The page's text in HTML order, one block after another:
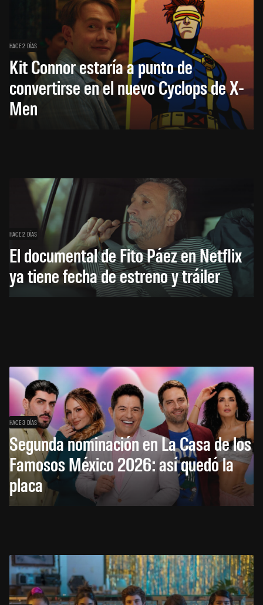
HACE 2 DÍAS
Kit Connor estaría a punto de
convertirse en el nuevo Cyclops de X-
Men
HACE 2 DÍAS
El documental de Fito Páez en Netflix
ya tiene fecha de estreno y tráiler
HACE 3 DÍAS
Segunda nominación en La Casa de los
Famosos México 2026: así quedó la
placa